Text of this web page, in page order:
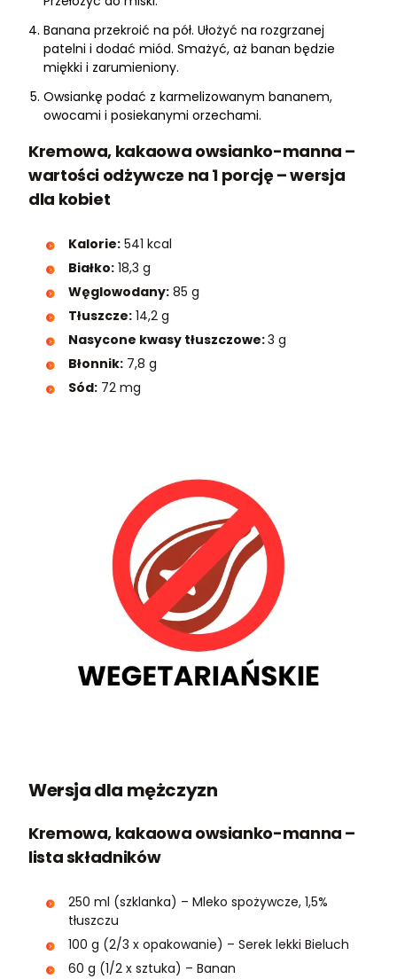
Banana przekroić na pół. Ułożyć na rozgrzanej
patelni i dodać miód. Smażyć, aż banan będzie
miękki i zarumieniony.
Owsiankę podać z karmelizowanym bananem,
owocami i posiekanymi orzechami.
Kremowa, kakaowa owsianko-manna –
wartości odżywcze na 1 porcję – wersja
dla kobiet
Kalorie: 541 kcal
Białko: 18,3 g
Węglowodany: 85 g
Tłuszcze: 14,2 g
Nasycone kwasy tłuszczowe:3 g
Błonnik: 7,8 g
Sód: 72 mg
Wersja dla mężczyzn
Kremowa, kakaowa owsianko-manna –
lista składników
250 ml (szklanka) – Mleko spożywcze, 1,5%
tłuszczu
100 g (2/3 x opakowanie) – Serek lekki Bieluch
60 g (1/2 x sztuka) – Banan